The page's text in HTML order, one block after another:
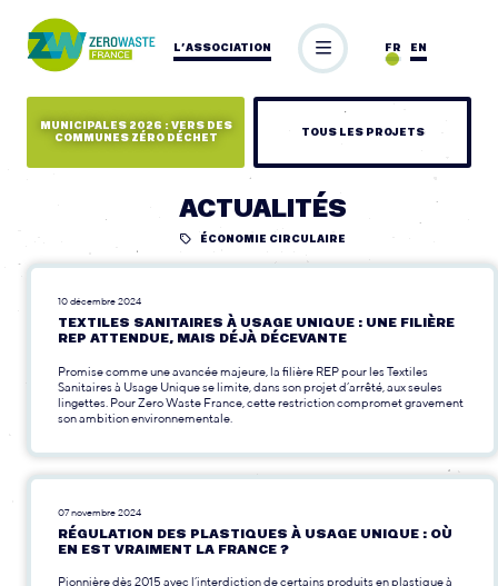
L’ASSOCIATION EN
FR
MUNICIPALES 2026 : VERS DES
COMMUNES ZÉRO DÉCHET
TOUS LES PROJETS
ACTUALITÉS
ÉCONOMIE CIRCULAIRE
10 décembre 2024
TEXTILES SANITAIRES À USAGE UNIQUE : UNE FILIÈRE
REP ATTENDUE, MAIS DÉJÀ DÉCEVANTE
Promise comme une avancée majeure, la filière REP pour les Textiles
Sanitaires à Usage Unique se limite, dans son projet d’arrêté, aux seules
lingettes. Pour Zero Waste France, cette restriction compromet gravement
son ambition environnementale.
07 novembre 2024
RÉGULATION DES PLASTIQUES À USAGE UNIQUE : OÙ
EN EST VRAIMENT LA FRANCE ?
Pionnière dès 2015 avec l’interdiction de certains produits en plastique à